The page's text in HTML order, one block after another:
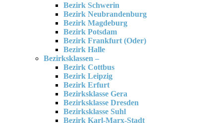
Bezirk Schwerin
Bezirk Neubrandenburg
Bezirk Magdeburg
Bezirk Potsdam
Bezirk Frankfurt (Oder)
Bezirk Halle
Bezirksklassen –
Bezirk Cottbus
Bezirk Leipzig
Bezirk Erfurt
Bezirksklasse Gera
Bezirksklasse Dresden
Bezirksklasse Suhl
Bezirk Karl-Marx-Stadt